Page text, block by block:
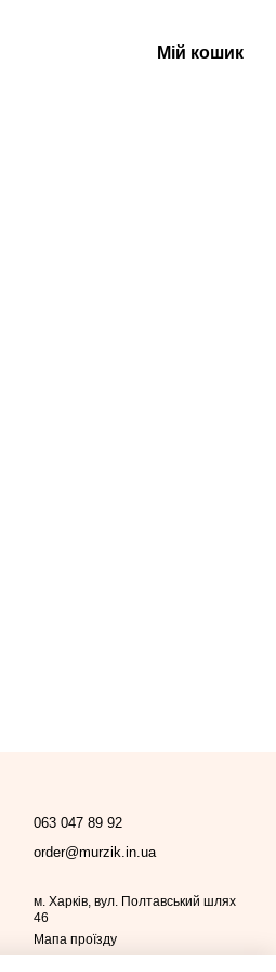
Мій кошик
063 047 89 92
order@murzik.in.ua
м. Харків, вул. Полтавський шлях
46
Мапа проїзду